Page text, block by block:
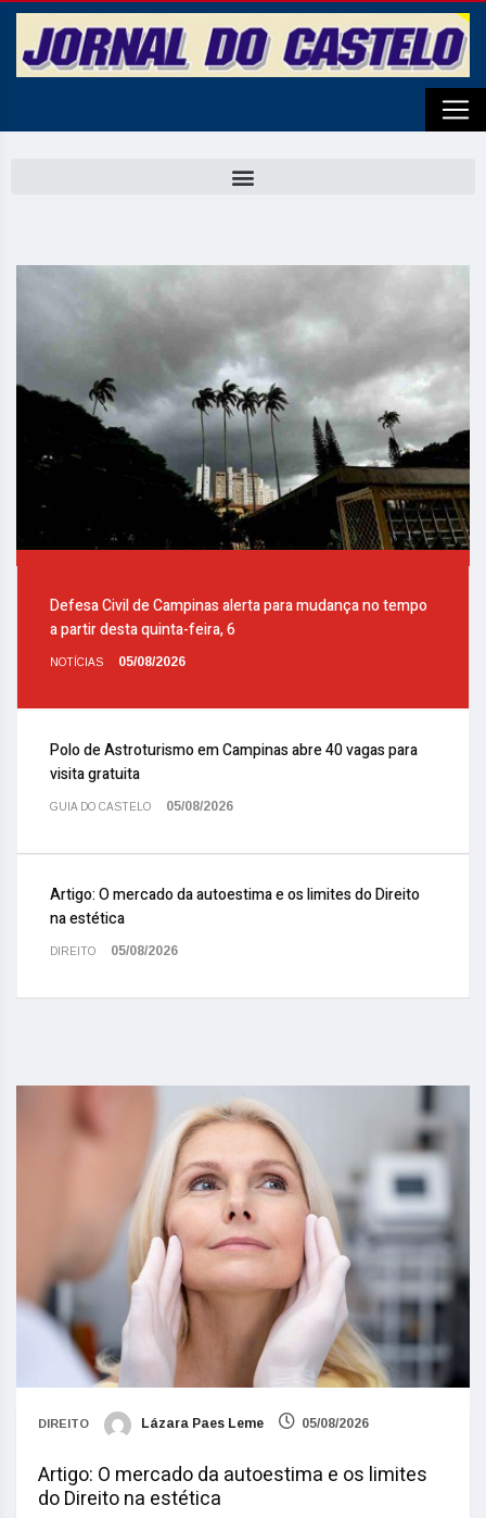
Defesa Civil de Campinas alerta para mudança no tempo
a partir desta quinta-feira, 6
NOTÍCIAS 05/08/2026
Polo de Astroturismo em Campinas abre 40 vagas para
visita gratuita
GUIA DO CASTELO 05/08/2026
Artigo: O mercado da autoestima e os limites do Direito
na estética
DIREITO 05/08/2026
DIREITO Lázara Paes Leme 05/08/2026
Artigo: O mercado da autoestima e os limites
do Direito na estética